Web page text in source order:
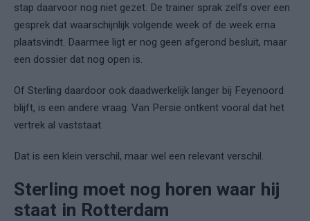
stap daarvoor nog niet gezet. De trainer sprak zelfs over een
gesprek dat waarschijnlijk volgende week of de week erna
plaatsvindt. Daarmee ligt er nog geen afgerond besluit, maar
een dossier dat nog open is.
Of Sterling daardoor ook daadwerkelijk langer bij Feyenoord
blijft, is een andere vraag. Van Persie ontkent vooral dat het
vertrek al vaststaat.
Dat is een klein verschil, maar wel een relevant verschil.
Sterling moet nog horen waar hij
staat in Rotterdam